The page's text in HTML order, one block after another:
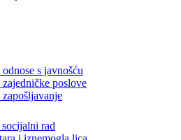
za boračka pitanja
za finansije
s javnošću
poslove
zapošljavanje